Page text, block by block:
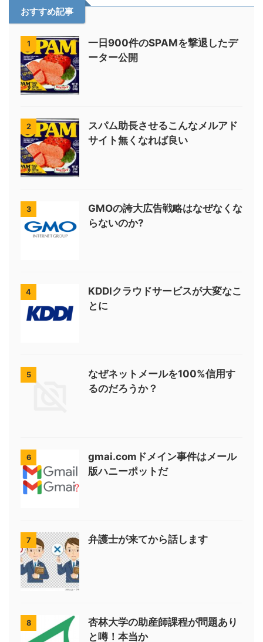
おすすめ記事
1
一日900件のSPAMを撃退したデ
ーター公開
2
スパム助長させるこんなメルアド
サイト無くなれば良い
3
GMOの誇大広告戦略はなぜなくな
らないのか?
4
KDDIクラウドサービスが大変なこ
とに
5
なぜネットメールを100%信用す
るのだろうか？
6
gmai.comドメイン事件はメール
版ハニーポットだ
7 弁護士が来てから話します
8
杏林大学の助産師課程が問題あり
と噂！本当か